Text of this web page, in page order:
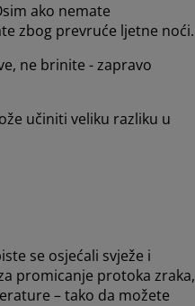
ako nemate
zbog prevruće ljetne noći.
ne brinite - zapravo
učiniti veliku razliku u
se osjećali svježe i
promicanje protoka zraka,
– tako da možete